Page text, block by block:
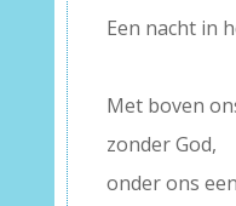
Een nacht in
Met boven
zonder God,
onder ons